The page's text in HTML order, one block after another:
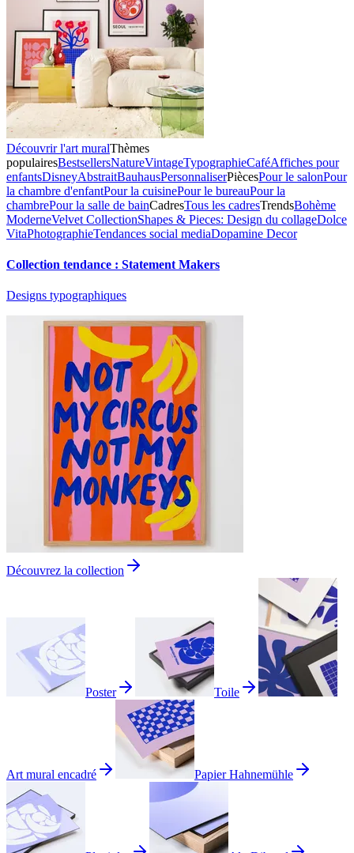
Découvrir l'art muralThèmes
populairesBestsellersNatureVintageTypographieCaféAffiches pour
enfantsDisneyAbstraitBauhausPersonnaliserPiècesPour le salonPour
la chambre d'enfantPour la cuisinePour le bureauPour la
chambrePour la salle de bainCadresTous les cadresTrendsBohème
ModerneVelvet CollectionShapes & Pieces: Design du collageDolce
VitaPhotographieTendances social mediaDopamine Decor
Collection tendance : Statement Makers
Designs typographiques
Découvrez la collection
Poster Toile
Art mural encadré Papier Hahnemühle